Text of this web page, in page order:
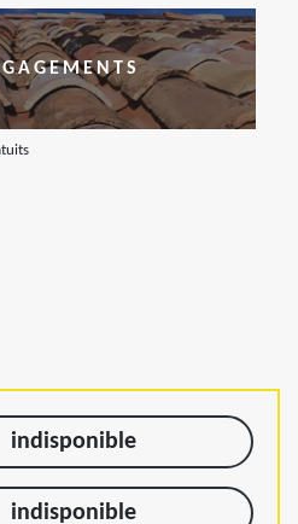
indisponible
indisponible